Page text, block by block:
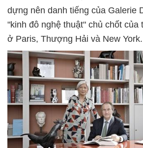
dựng nên danh tiếng của Galerie
"kinh đô nghệ thuật" chủ chốt
ở Paris, Thượng Hải và New York.